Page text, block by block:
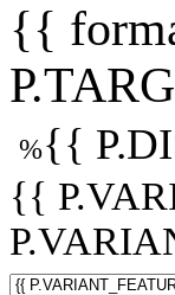
{{
%{{
{{